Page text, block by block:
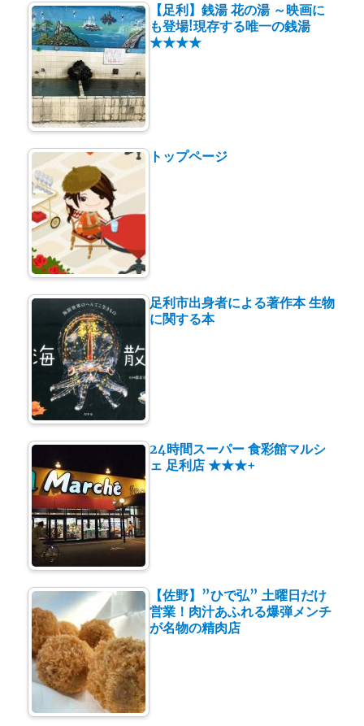
【足利】銭湯 花の湯 ～映画に
も登場!現存する唯一の銭湯
★★★★
トップページ
足利市出身者による著作本 生物
に関する本
24時間スーパー 食彩館マルシ
ェ 足利店 ★★★+
【佐野】”ひで弘” 土曜日だけ
営業！肉汁あふれる爆弾メンチ
が名物の精肉店